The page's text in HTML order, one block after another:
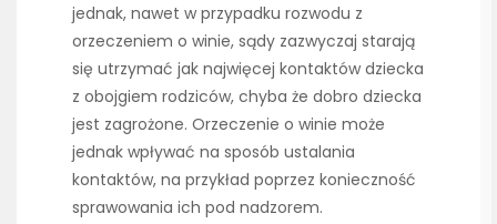
jednak, nawet w przypadku rozwodu z
orzeczeniem o winie, sądy zazwyczaj starają
się utrzymać jak najwięcej kontaktów dziecka
z obojgiem rodziców, chyba że dobro dziecka
jest zagrożone. Orzeczenie o winie może
jednak wpływać na sposób ustalania
kontaktów, na przykład poprzez konieczność
sprawowania ich pod nadzorem.